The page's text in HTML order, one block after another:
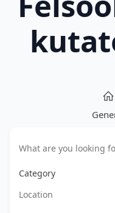
Category